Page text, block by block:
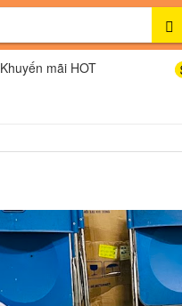
Khuyến mãi HOT